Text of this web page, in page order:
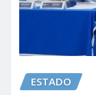
ESTADO